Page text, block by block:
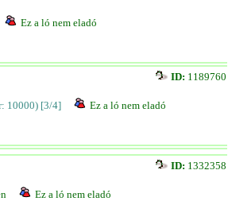
Ez a ló nem eladó
ID: 1189760
10000) [3/4] Ez a ló nem eladó
ID: 1332358
Ez a ló nem eladó